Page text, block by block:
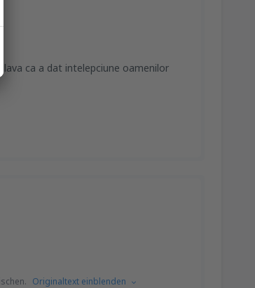
ca a dat intelepciune oamenilor
Originaltext einblenden